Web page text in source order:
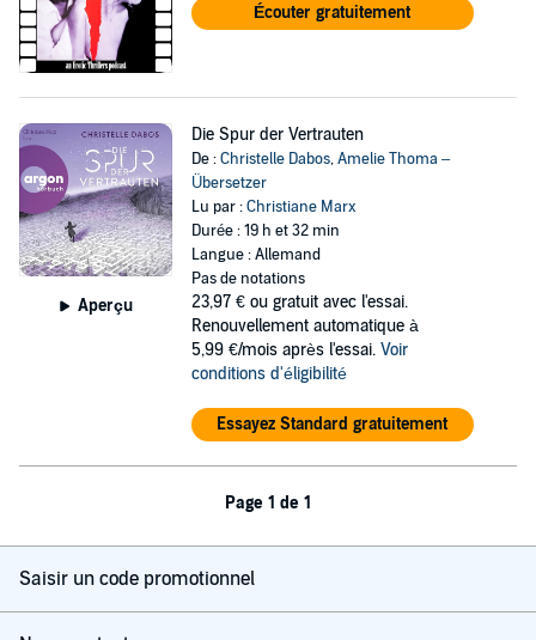
Écouter gratuitement
Aperçu
Die Spur der Vertrauten
De :Christelle Dabos,Amelie Thoma –
Übersetzer
Lu par :Christiane Marx
Durée : 19 h et 32 min
Langue : Allemand
Pas de notations
23,97 € ou gratuit avec l'essai.
Renouvellement automatique à
5,99 €/mois après l'essai. Voir
conditions d'éligibilité
Essayez Standard gratuitement
Page 1 de 1
Saisir un code promotionnel